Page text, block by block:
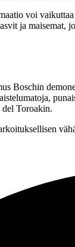
voi
ja maisemat,
Boschin
Toroakin.